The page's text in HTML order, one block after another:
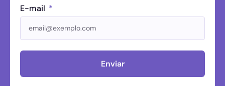
E-mail
Enviar